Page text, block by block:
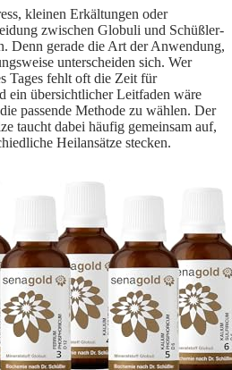
kleinen Erkältungen oder
zwischen Globuli und Schüßler-
Denn gerade die Art der Anwendung,
unterscheiden sich. Wer
Tages fehlt oft die Zeit für
ein übersichtlicher Leitfaden wäre
passende Methode zu wählen. Der
taucht dabei häufig gemeinsam auf,
Heilansätze stecken.